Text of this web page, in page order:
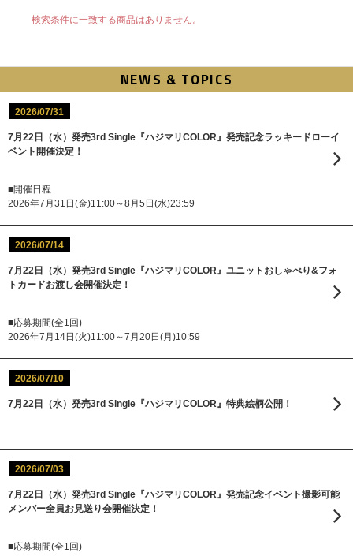
検索条件に一致する商品はありません。
NEWS & TOPICS
2026/07/31
7月22日（水）発売3rd Single『ハジマリCOLOR』発売記念ラッキードローイ
ベント開催決定！
■開催日程
2026年7月31日(金)11:00～8月5日(水)23:59
2026/07/14
7月22日（水）発売3rd Single『ハジマリCOLOR』ユニットおしゃべり&フォ
トカードお渡し会開催決定！
■応募期間(全1回)
2026年7月14日(火)11:00～7月20日(月)10:59
2026/07/10
7月22日（水）発売3rd Single『ハジマリCOLOR』特典絵柄公開！
2026/07/03
7月22日（水）発売3rd Single『ハジマリCOLOR』発売記念イベント撮影可能
メンバー全員お見送り会開催決定！
■応募期間(全1回)